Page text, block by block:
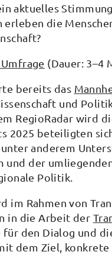
aktuelles
die
(Dauer: 3–4
bereits das
und
RegioRadar wird
2025 beteiligten
anderem
und der
Politik.
im Rahmen von
in die Arbeit der
den Dialog und
dem Ziel,